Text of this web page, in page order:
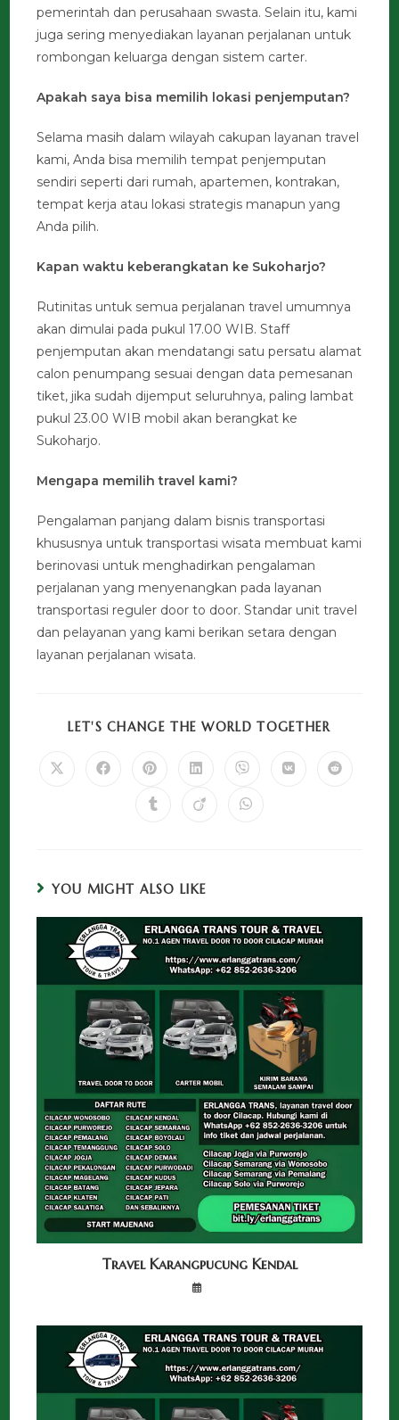
pemerintah dan perusahaan swasta. Selain itu, kami
juga sering menyediakan layanan perjalanan untuk
rombongan keluarga dengan sistem carter.
Apakah saya bisa memilih lokasi penjemputan?
Selama masih dalam wilayah cakupan layanan travel
kami, Anda bisa memilih tempat penjemputan
sendiri seperti dari rumah, apartemen, kontrakan,
tempat kerja atau lokasi strategis manapun yang
Anda pilih.
Kapan waktu keberangkatan ke Sukoharjo?
Rutinitas untuk semua perjalanan travel umumnya
akan dimulai pada pukul 17.00 WIB. Staff
penjemputan akan mendatangi satu persatu alamat
calon penumpang sesuai dengan data pemesanan
tiket, jika sudah dijemput seluruhnya, paling lambat
pukul 23.00 WIB mobil akan berangkat ke
Sukoharjo.
Mengapa memilih travel kami?
Pengalaman panjang dalam bisnis transportasi
khususnya untuk transportasi wisata membuat kami
berinovasi untuk menghadirkan pengalaman
perjalanan yang menyenangkan pada layanan
transportasi reguler door to door. Standar unit travel
dan pelayanan yang kami berikan setara dengan
layanan perjalanan wisata.
LET'S CHANGE THE WORLD TOGETHER
YOU MIGHT ALSO LIKE
Travel Karangpucung Kendal